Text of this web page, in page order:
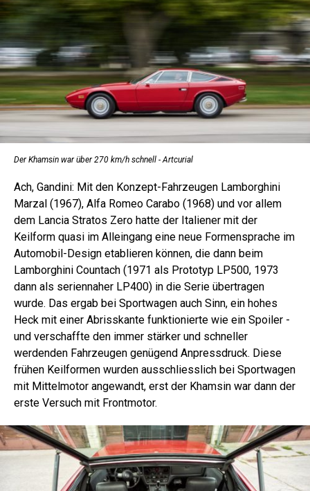
Der Khamsin war über 270 km/h schnell - Artcurial
Ach, Gandini: Mit den Konzept-Fahrzeugen Lamborghini
Marzal (1967), Alfa Romeo Carabo (1968) und vor allem
dem Lancia Stratos Zero hatte der Italiener mit der
Keilform quasi im Alleingang eine neue Formensprache im
Automobil-Design etablieren können, die dann beim
Lamborghini Countach (1971 als Prototyp LP500, 1973
dann als seriennaher LP400) in die Serie übertragen
wurde. Das ergab bei Sportwagen auch Sinn, ein hohes
Heck mit einer Abrisskante funktionierte wie ein Spoiler -
und verschaffte den immer stärker und schneller
werdenden Fahrzeugen genügend Anpressdruck. Diese
frühen Keilformen wurden ausschliesslich bei Sportwagen
mit Mittelmotor angewandt, erst der Khamsin war dann der
erste Versuch mit Frontmotor.